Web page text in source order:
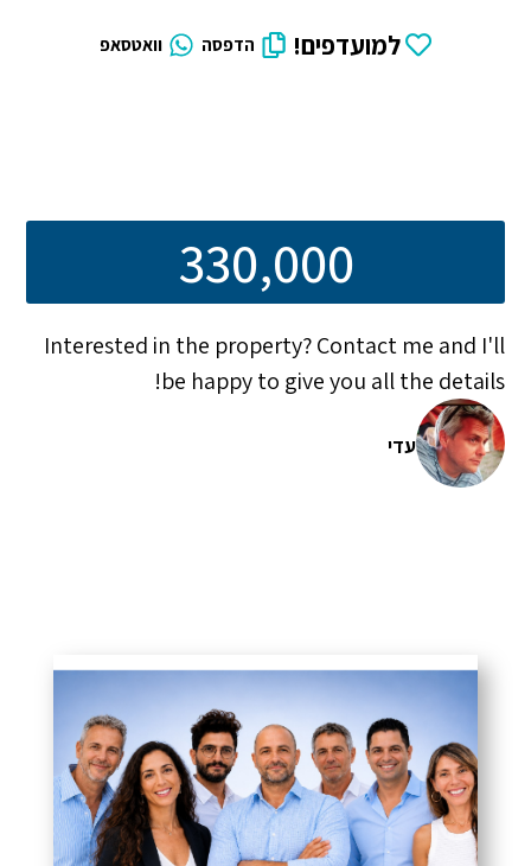
למועדפים! הדפסה וואטסאפ
330,000
Interested in the property? Contact me and I'll
be happy to give you all the details!
עדי